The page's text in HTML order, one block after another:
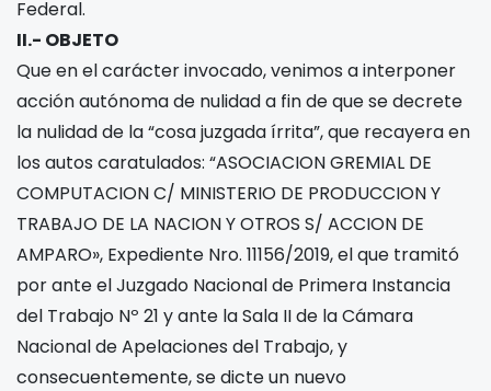
Federal.
II.- OBJETO
Que en el carácter invocado, venimos a interponer
acción autónoma de nulidad a fin de que se decrete
la nulidad de la “cosa juzgada írrita”, que recayera en
los autos caratulados: “ASOCIACION GREMIAL DE
COMPUTACION C/ MINISTERIO DE PRODUCCION Y
TRABAJO DE LA NACION Y OTROS S/ ACCION DE
AMPARO», Expediente Nro. 11156/2019, el que tramitó
por ante el Juzgado Nacional de Primera Instancia
del Trabajo Nº 21 y ante la Sala II de la Cámara
Nacional de Apelaciones del Trabajo, y
consecuentemente, se dicte un nuevo